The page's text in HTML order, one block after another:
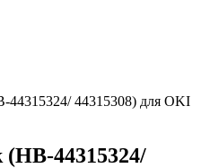
44315308) для OKI
44315324/